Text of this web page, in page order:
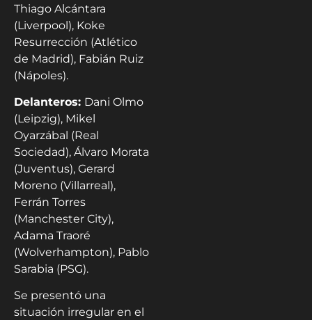
Thiago Alcántara
(Liverpool), Koke
Resurrección (Atlético
de Madrid), Fabián Ruiz
(Nápoles).
Delanteros: Dani Olmo
(Leipzig), Mikel
Oyarzábal (Real
Sociedad), Álvaro Morata
(Juventus), Gerard
Moreno (Villarreal),
Ferrán Torres
(Manchester City),
Adama Traoré
(Wolverhampton), Pablo
Sarabia (PSG).
Se presentó una
situación irregular en el